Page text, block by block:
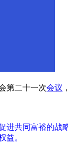
第二十一次会议
进共同富裕的战
益。